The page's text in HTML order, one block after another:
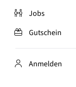
Jobs
Gutschein
Anmelden